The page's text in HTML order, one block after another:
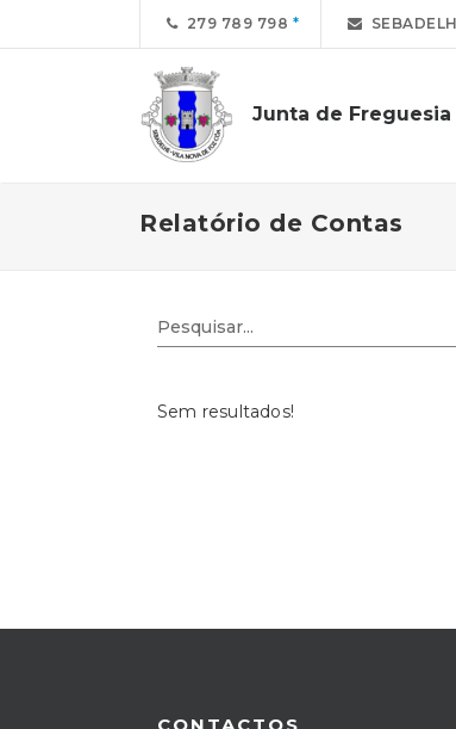
279 789 798
Junta de
Relatório de Contas
Sem resultados!